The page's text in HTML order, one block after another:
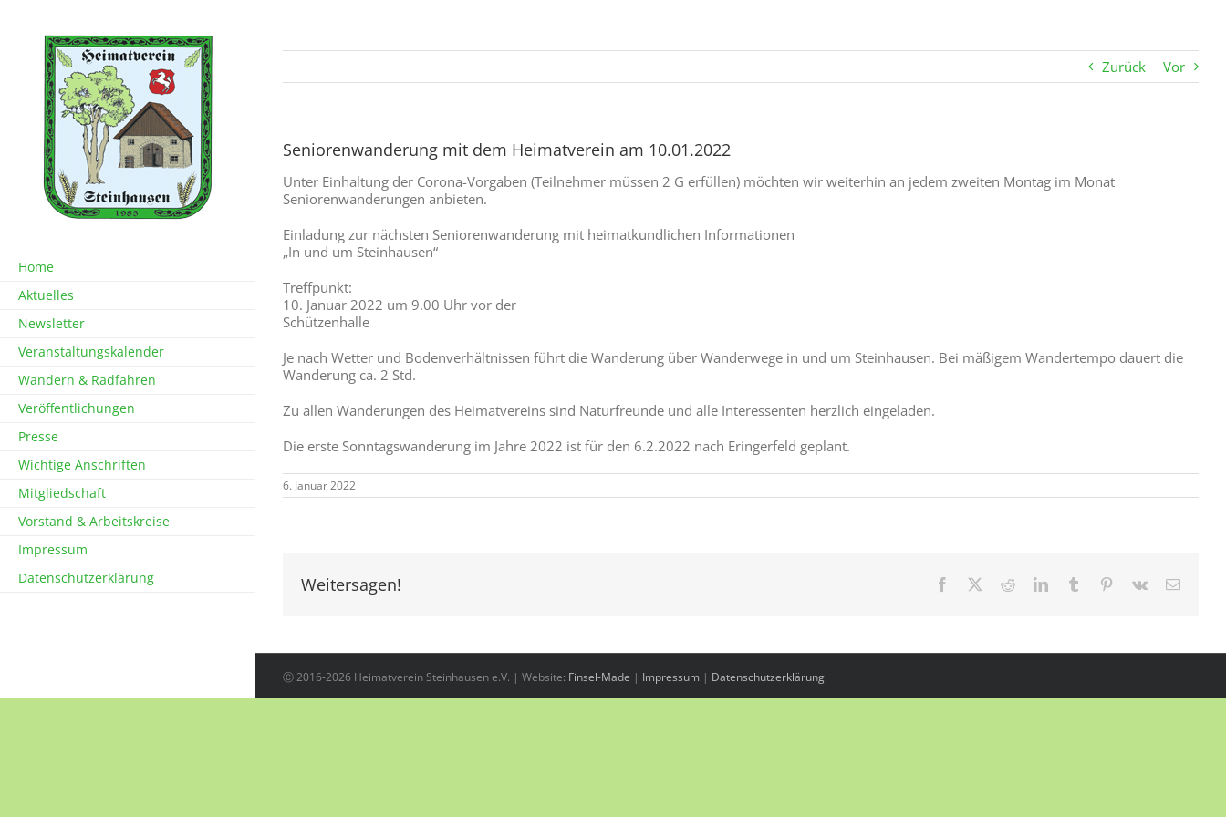
springen
Home
Aktuelles
Newsletter
Veranstaltungskalender
Wandern & Radfahren
Veröffentlichungen
Presse
Wichtige Anschriften
Mitgliedschaft
Vorstand & Arbeitskreise
Impressum
Datenschutzerklärung
Zurück Vor
Seniorenwanderung mit dem Heimatverein am 10.01.2022
Unter Einhaltung der Corona-Vorgaben (Teilnehmer müssen 2 G erfüllen) möchten wir weiterhin an jedem zweiten Montag im Monat
Seniorenwanderungen anbieten.
Einladung zur nächsten Seniorenwanderung mit heimatkundlichen Informationen
„In und um Steinhausen“
Treffpunkt:
10. Januar 2022 um 9.00 Uhr vor der
Schützenhalle
Je nach Wetter und Bodenverhältnissen führt die Wanderung über Wanderwege in und um Steinhausen. Bei mäßigem Wandertempo dauert die
Wanderung ca. 2 Std.
Zu allen Wanderungen des Heimatvereins sind Naturfreunde und alle Interessenten herzlich eingeladen.
Die erste Sonntagswanderung im Jahre 2022 ist für den 6.2.2022 nach Eringerfeld geplant.
6. Januar 2022
Weitersagen! Facebook RedditLinkedInTumblr Pinterest
Vk
E-
Ⓒ 2016-2026 Heimatverein Steinhausen e.V. | Website: Finsel-Made | Impressum | Datenschutzerklärung